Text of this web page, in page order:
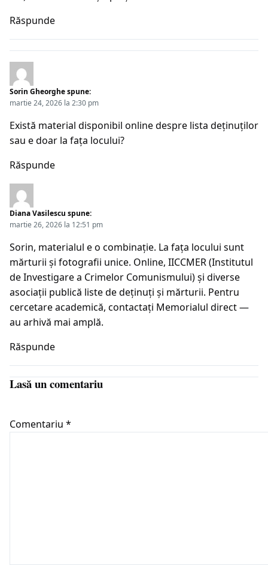
Răspunde
Sorin Gheorghespune:
martie 24, 2026 la 2:30 pm
Există material disponibil online despre lista deținuților
sau e doar la fața locului?
Răspunde
Diana Vasilescu spune:
martie 26, 2026 la 12:51 pm
Sorin, materialul e o combinație. La fața locului sunt
mărturii și fotografii unice. Online, IICCMER (Institutul
de Investigare a Crimelor Comunismului) și diverse
asociații publică liste de deținuți și mărturii. Pentru
cercetare academică, contactați Memorialul direct —
au arhivă mai amplă.
Răspunde
Lasă un comentariu
Comentariu *